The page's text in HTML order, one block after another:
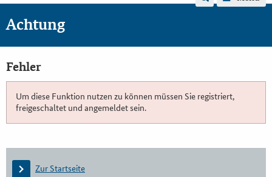
Achtung
Fehler
Um diese Funktion nutzen zu können müssen Sie registriert,
freigeschaltet und angemeldet sein.
Zur Startseite